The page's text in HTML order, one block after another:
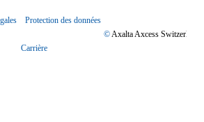
Protection des données
Carrière
©Axalta Axcess Switzerland